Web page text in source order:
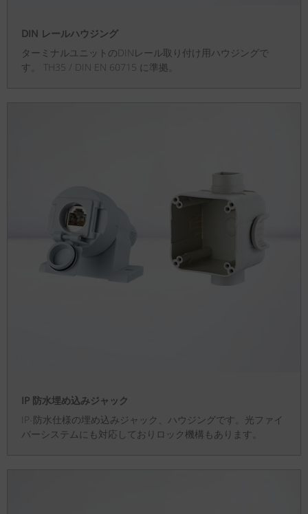
DIN レールハウジング
ターミナルユニットのDINレール取り付け用ハウジングで
す。 TH35 / DIN EN 60715 に準拠。
IP 防水埋め込みジャック
IP-防水仕様の埋め込みジャック、ハウジングです。光ファイ
バーシステムにも対応しておりロック機構もあります。